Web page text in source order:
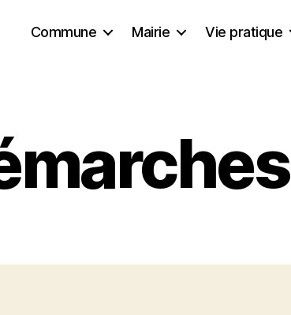
Commune Mairie Vie pratique